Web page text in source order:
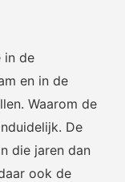
innovatiecentrum
Voetbal.
in de
en in de
Waarom de
De
die jaren dan
ook de